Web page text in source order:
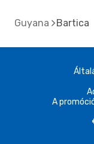
Guyana Bartica
A